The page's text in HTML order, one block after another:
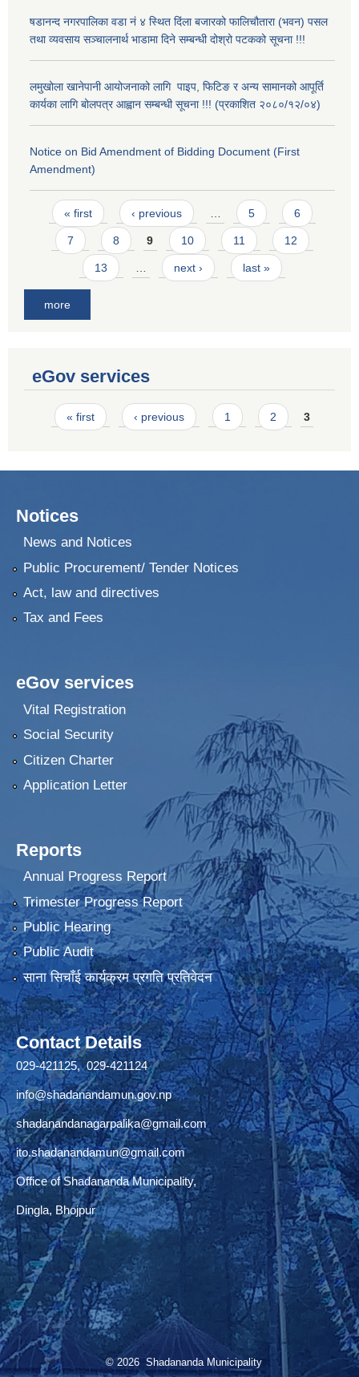
षडानन्द नगरपालिका वडा नं ४ स्थित दिंला बजारको फालिचौतारा (भवन) पसल
तथा व्यवसाय सञ्चालनार्थ भाडामा दिने सम्बन्धी दोश्रो पटकको सूचना !!!
लमुखोला खानेपानी आयोजनाको लागि पाइप, फिटिङ र अन्य सामानको आपूर्ति
कार्यका लागि बोलपत्र आह्वान सम्बन्धी सूचना !!! (प्रकाशित २०८०/१२/०४)
Notice on Bid Amendment of Bidding Document (First
Amendment)
Pages
« first ‹ previous 5 6
7 8 9 10 11 12
13 next › last »
more
eGov services
Pages
« first ‹ previous 1 2 3
Notices
News and Notices
Public Procurement/ Tender Notices
Act, law and directives
Tax and Fees
eGov services
Vital Registration
Social Security
Citizen Charter
Application Letter
Reports
Annual Progress Report
Trimester Progress Report
Public Hearing
Public Audit
साना सिचाँई कार्यक्रम प्रगति प्रतिवेदन
Contact Details
029-421125, 029-421124
info@shadanandamun.gov.np
shadanandanagarpalika@gmail.com
ito.shadanandamun@gmail.com
Office of Shadananda Municipality,
Dingla, Bhojpur
© 2026 Shadananda Municipality